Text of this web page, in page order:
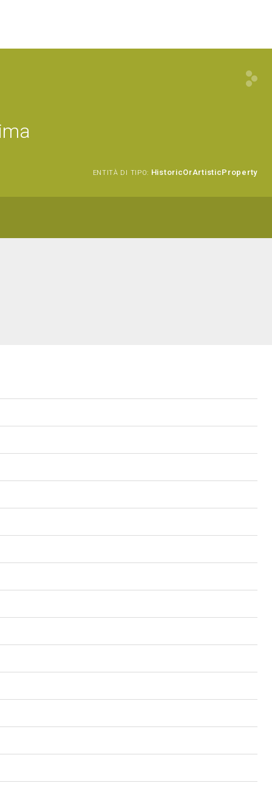
ENTITÀ DI TIPO: HistoricOrArtisticProperty